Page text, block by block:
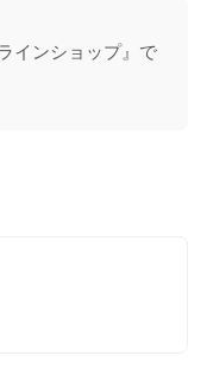
インショップ』で